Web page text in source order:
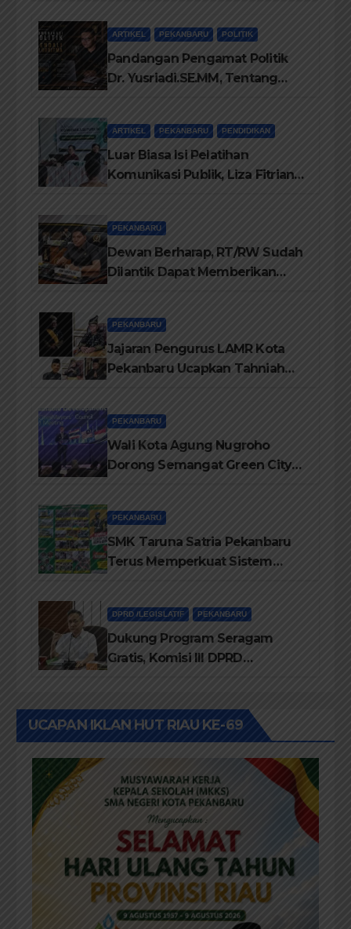
ARTIKEL PEKANBARU POLITIK
Pandangan Pengamat Politik
Dr. Yusriadi.SE.MM, Tentang
ARTIKEL PEKANBARU PENDIDIKAN
Luar Biasa Isi Pelatihan
Komunikasi Publik, Liza Fitriani
PEKANBARU
Dewan Berharap, RT/RW Sudah
Dilantik Dapat Memberikan
PEKANBARU
Jajaran Pengurus LAMR Kota
Pekanbaru Ucapkan Tahniah
PEKANBARU
Wali Kota Agung Nugroho
Dorong Semangat Green City
PEKANBARU
SMK Taruna Satria Pekanbaru
Terus Memperkuat Sistem
DPRD /LEGISLATIF PEKANBARU
Dukung Program Seragam
Gratis, Komisi III DPRD
Diprioritaskan
UCAPAN IKLAN HUT RIAU KE-69